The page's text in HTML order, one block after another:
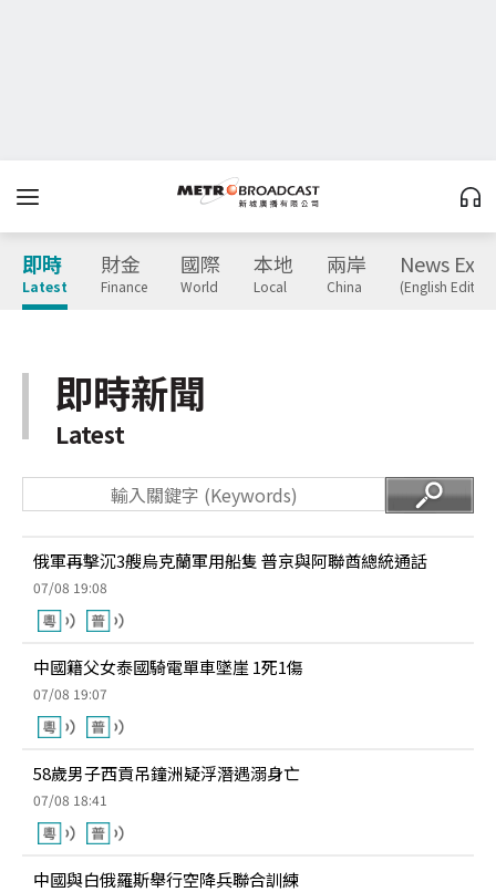
即時
Latest
財金
Finance
國際
World
本地
Local
兩岸
China
News
(English
即時新聞
Latest
俄軍再擊沉3艘烏克蘭軍用船隻 普京與阿聯酋總統通話
07/08 19:08
中國籍父女泰國騎電單車墜崖 1死1傷
07/08 19:07
58歲男子西貢吊鐘洲疑浮潛遇溺身亡
07/08 18:41
中國與白俄羅斯舉行空降兵聯合訓練